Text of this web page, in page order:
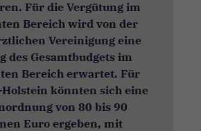
Für die Vergütung im
Bereich wird von der
Vereinigung eine
des Gesamtbudgets im
Bereich erwartet. Für
Holstein könnten sich eine
von 80 bis 90
Euro ergeben, mit